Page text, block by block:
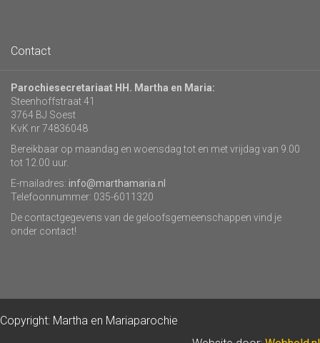
Contact
Parochiesecretariaat HH. Martha en Maria:
Steenhoffstraat 41
3764 BJ Soest
KvK nr 74836048
Bereikbaar op maandag en woensdag tot en met vrijdag van 9.00
tot 12.00 uur.
E-mailadres: info@marthamaria.nl
Telefoonnummer: 035-6011320
De contactgegevens van de geloofsgemeenschappen vind je
onder contact!
Copyright: Martha en Mariaparochie